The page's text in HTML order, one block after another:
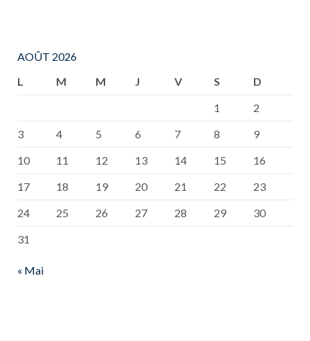
AOÛT 2026
L
M M J V S
D
1
2
3
4 5 6 7 8
9
10
11 12 13 14 15
16
17
18 19 20 21 22
23
24
25 26 27 28 29
30
31
« Mai